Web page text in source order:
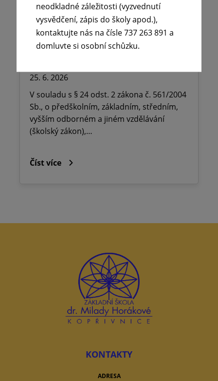
🪧Oznámení o udělení ředitelského
volna na ZŠ dr. Milady Horákové
Kopřivnice, Obránců míru 369 okres
25. 6. 2026
V souladu s § 24 odst. 2 zákona č. 561/2004
Sb., o předškolním, základním, středním,
vyšším odborném a jiném vzdělávání
(školský zákon),…
Číst více
KONTAKTY
ADRESA
neodkladné záležitosti (vyzvednutí
vysvědčení, zápis do školy apod.),
kontaktujte nás na čísle 737 263 891 a
domluvte si osobní schůzku.